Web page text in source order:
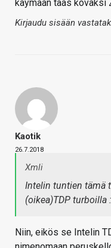
käymään taas kovaksi
Kirjaudu sisään
Kaotik
26.7.2018
Xmli
Intelin tuntien tämä
(oikea)TDP turboilla
Niin, eikös se Intelin